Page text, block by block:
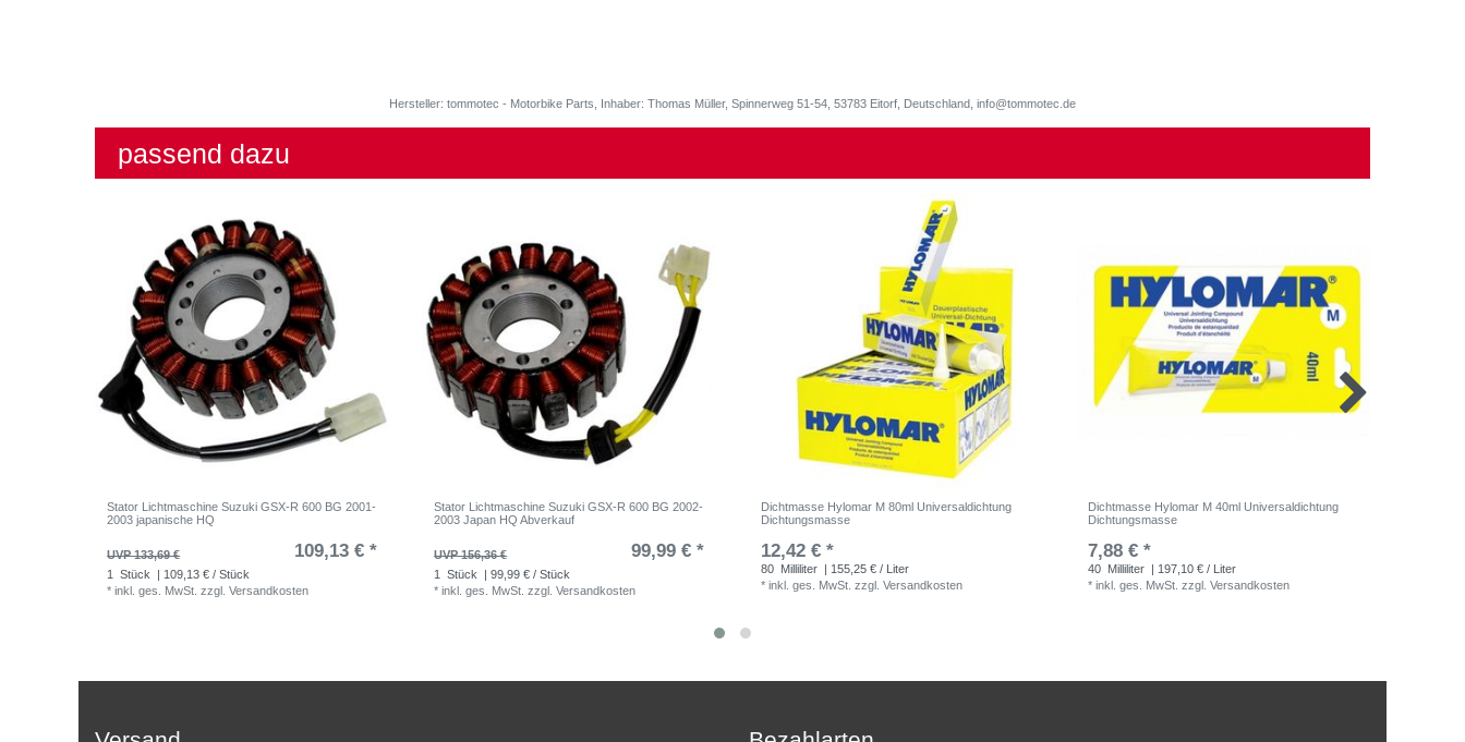
Hersteller: tommotec - Motorbike Parts, Inhaber: Thomas Müller, Spinnerweg 51-54, 53783 Eitorf, Deutschland, info@tommotec.de
passend dazu
Stator Lichtmaschine Suzuki GSX-R 600 BG 2001-
2003 japanische HQ
UVP 133,69 € 109,13 € *
1 Stück
| 109,13 € / Stück
*inkl. ges. MwSt. zzgl.Versandkosten
Stator Lichtmaschine Suzuki GSX-R 600 BG 2002-
2003 Japan HQ Abverkauf
UVP 156,36 € 99,99 € *
1 Stück
| 99,99 € / Stück
*inkl. ges. MwSt. zzgl.Versandkosten
Dichtmasse Hylomar M 80ml Universaldichtung
Dichtungsmasse
12,42 € *
80 Milliliter
| 155,25 € / Liter
*inkl. ges. MwSt. zzgl.Versandkosten
Dichtmasse Hylomar M 40ml Universaldichtung
Dichtungsmasse
7,88 € *
40 Milliliter
| 197,10 € / Liter
*inkl. ges. MwSt. zzgl.Versandkosten